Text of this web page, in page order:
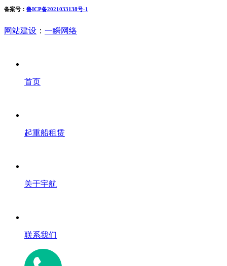
备案号： 鲁ICP备2021033138号-1
网站建设 ： 一瞬网络
首页
起重船租赁
关于宇航
联系我们